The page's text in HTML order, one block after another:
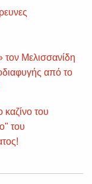
τον Μελισσανίδη
από το
του
του